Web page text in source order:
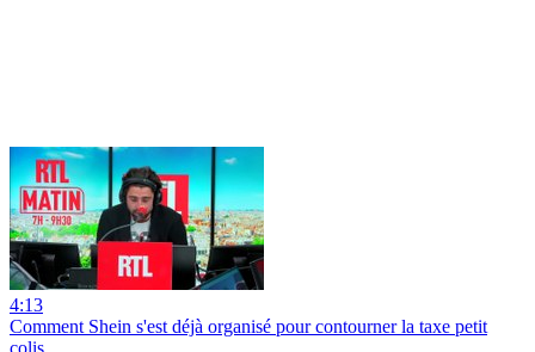
4:13
Comment Shein s'est déjà organisé pour contourner la taxe petit